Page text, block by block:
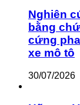
Nghiên
bằng
cứng
xe mô tô
30/07/2026